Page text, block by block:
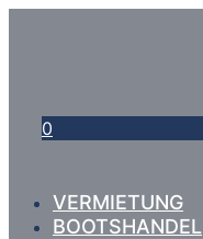
0
VERMIETUNG
BOOTSHANDEL